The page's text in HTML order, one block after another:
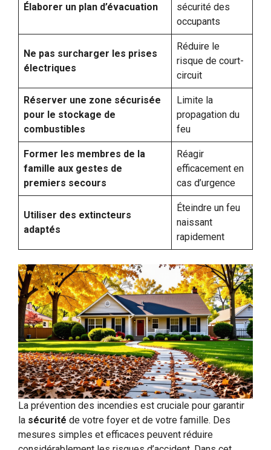
Élaborer un plan d’évacuation
sécurité des
occupants
Ne pas surcharger les prises
électriques
Réduire le
risque de court-
circuit
Réserver une zone sécurisée
pour le stockage de
combustibles
Limite la
propagation du
feu
Former les membres de la
famille aux gestes de
premiers secours
Réagir
efficacement en
cas d’urgence
Utiliser des extincteurs
adaptés
Éteindre un feu
naissant
rapidement
La prévention des incendies est cruciale pour garantir
la sécurité de votre foyer et de votre famille. Des
mesures simples et efficaces peuvent réduire